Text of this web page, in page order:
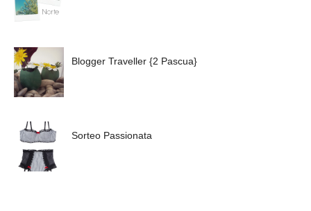
Blogger Traveller {2 Pascua}
Sorteo Passionata